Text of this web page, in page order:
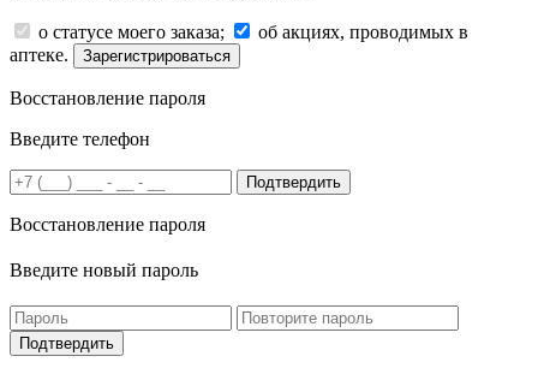
о статусе моего заказа;
об акциях, проводимых в
аптеке.
Зарегистрироваться
Восстановление пароля
Введите телефон
Подтвердить
Восстановление пароля
Введите новый пароль